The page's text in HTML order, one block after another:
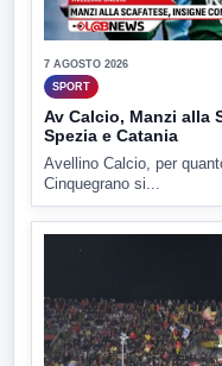
7 AGOSTO 2026
SPORT
Av Calcio, Manzi alla
Spezia e Catania
Avellino Calcio, per
Cinquegrano si...